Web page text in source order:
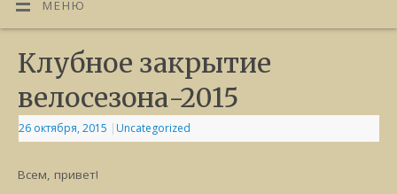
МЕНЮ
Клубное закрытие
велосезона-2015
26 октября, 2015 | Uncategorized
Всем, привет!